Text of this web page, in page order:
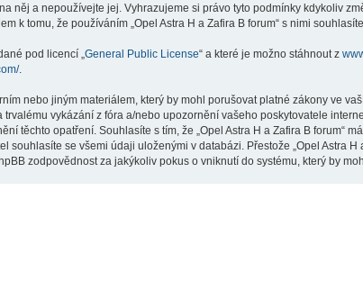
něj a nepoužívejte jej. Vyhrazujeme si právo tyto podmínky kdykoliv
k tomu, že používáním „Opel Astra H a Zafira B forum“ s nimi souhlasíte.
pod licencí „ General Public License“ a které je možno stáhnout z
.
nebo jiným materiálem, který by mohl porušovat platné zákony ve
vykázání z fóra a/nebo upozornění vašeho poskytovatele
těchto opatření. Souhlasíte s tím, že „Opel Astra H a Zafira B forum“
se všemi údaji uloženými v databázi. Přestože „Opel Astra H
zodpovědnost za jakýkoliv pokus o vniknutí do systému, který by